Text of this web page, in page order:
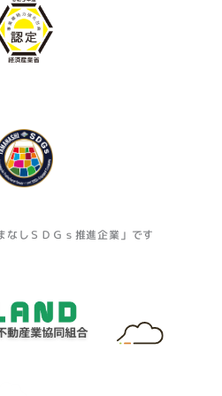
なしＳＤＧｓ推進企業」です